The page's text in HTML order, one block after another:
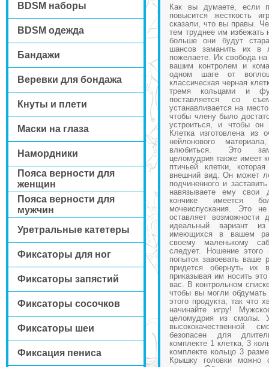
BDSM наборы
BDSM одежда
Бандажи
Веревки для бондажа
Кнуты и плети
Маски на глаза
Намордники
Пояса верности для
женщин
Пояса верности для
мужчин
Уретральные катетеры
Фиксаторы для ног
Фиксаторы запястий
Фиксаторы сосочков
Фиксаторы шеи
Фиксация пениса
Как вы думаете, если
повысится жесткость
сказали, что вы правы.
тем труднее им избежать
больше они будут
шансов заманить их в
пожелаете. Их свобода
вашим контролем и
одном шаге от
классическая черная
тремя кольцами и
поставляется со
устанавливается на
чтобы члену было
устроиться, и чтобы он
Клетка изготовлена из
нейлонового
влюбиться. Это
целомудрия также имеет
птичьей клетки,
внешний вид. Он может
подчиненного и
навязываете ему свои
кончике имеется
мочеиспускания. Это
оставляет возможности
идеальный вариант
имеющихся в вашем
своему маленькому
следует. Ношение
попыток завоевать ваше
придется обернуть их
приказывая им носить
вас. В контрольном
чтобы вы могли
этого продукта, так что
начинайте игру!
целомудрия из смолы.
безопасен для
комплекте 1 клетка, 3
комплекте кольцо 3
Крышку головки можно